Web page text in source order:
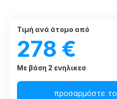
τιμή ανά άτομο από
278 €
Με βάση 2 ενηλικεσ
προσαρμόστε το